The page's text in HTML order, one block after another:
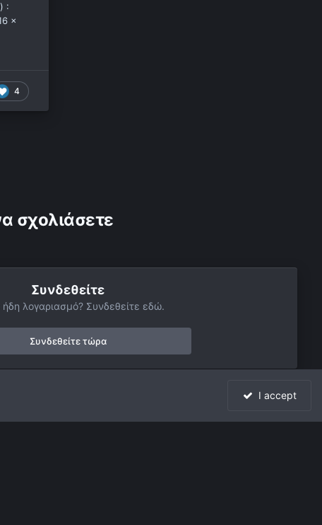
:
x
4
σχολιάσετε
Συνδεθείτε
λογαριασμό? Συνδεθείτε εδώ.
Συνδεθείτε τώρα
I accept